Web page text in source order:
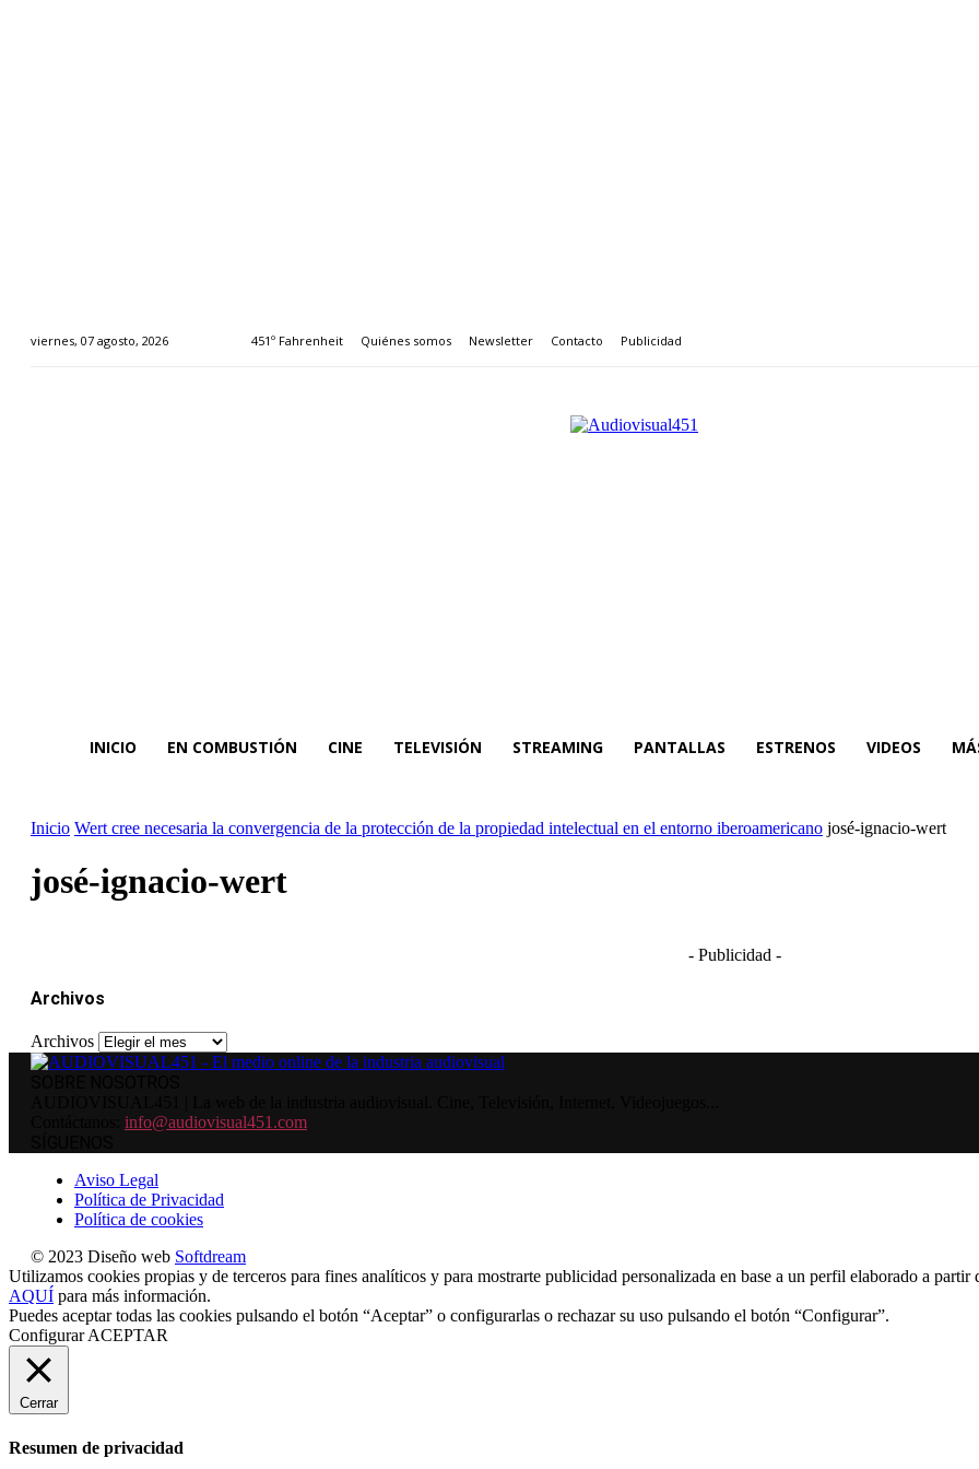
viernes, 07 agosto, 2026 451º Fahrenheit Quiénes somos Newsletter Contacto Publicidad
INICIO EN COMBUSTIÓN CINE TELEVISIÓN STREAMING PANTALLAS ESTRENOS VIDEOS
Inicio Wert cree necesaria la convergencia de la protección de la propiedad intelectual en el entorno iberoamericano josé-ignacio-wert
josé-ignacio-wert
- Publicidad -
Archivos
Archivos
info@audiovisual451.com
Aviso Legal
Política de Privacidad
Política de cookies
© 2023 Diseño web Softdream
Utilizamos cookies propias y de terceros para fines analíticos y para mostrarte publicidad personalizada en base a un perfil elaborado a
AQUÍ para más información.
Puedes aceptar todas las cookies pulsando el botón “Aceptar” o configurarlas o rechazar su uso pulsando el botón “Configurar”.
ConfigurarACEPTAR
Cerrar
Resumen de privacidad